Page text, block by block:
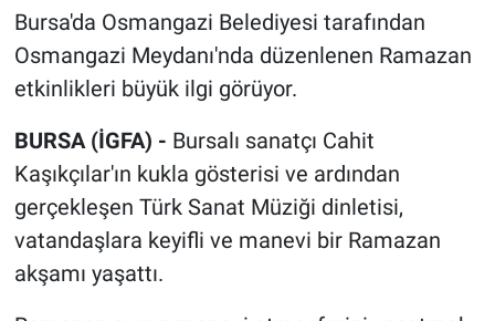
Bursa'da Osmangazi Belediyesi tarafından
Osmangazi Meydanı'nda düzenlenen Ramazan
etkinlikleri büyük ilgi görüyor.
BURSA (İGFA) - Bursalı sanatçı Cahit
Kaşıkçılar'ın kukla gösterisi ve ardından
gerçekleşen Türk Sanat Müziği dinletisi,
vatandaşlara keyifli ve manevi bir Ramazan
akşamı yaşattı.